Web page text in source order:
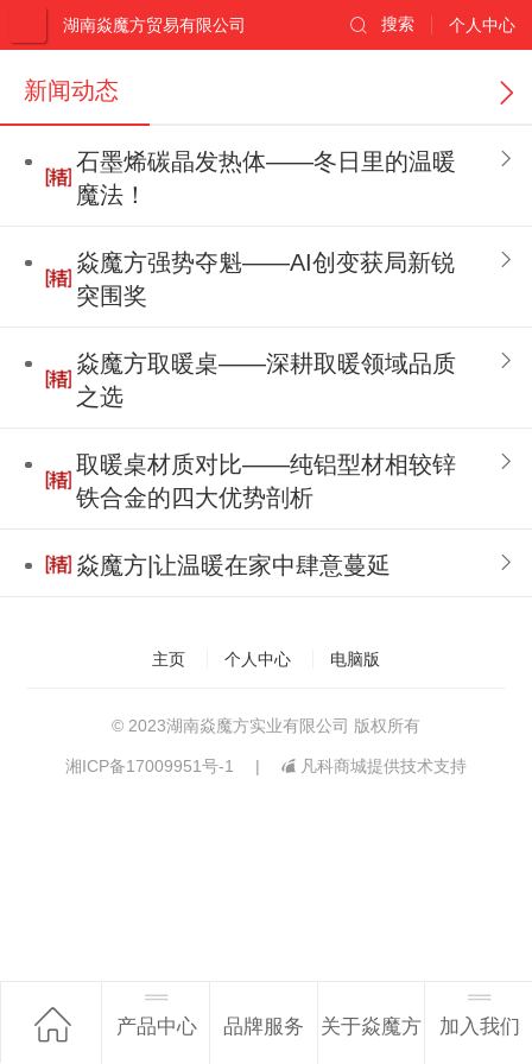
湖南焱魔方贸易有限公司 个人中心
搜索
新闻动态
石墨烯碳晶发热体——冬日里的温暖
魔法！
焱魔方强势夺魁——AI创变获局新锐
突围奖
焱魔方取暖桌——深耕取暖领域品质
之选
取暖桌材质对比——纯铝型材相较锌
铁合金的四大优势剖析
焱魔方|让温暖在家中肆意蔓延
主页 个人中心 电脑版
© 2023湖南焱魔方实业有限公司 版权所有
湘ICP备17009951号-1 | 凡科商城提供技术支持
产品中心 品牌服务 关于焱魔方 加入我们